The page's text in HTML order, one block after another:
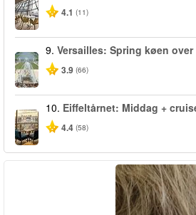
4.1 (11)
9. Versailles: Spring køen
3.9 (66)
10. Eiffeltårnet: Middag +
4.4 (58)